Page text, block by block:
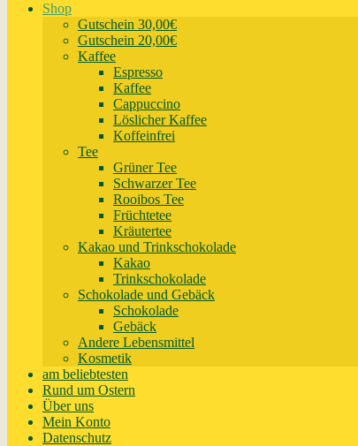
Shop
Gutschein 30,00€
Gutschein 20,00€
Kaffee
Espresso
Kaffee
Cappuccino
Löslicher Kaffee
Koffeinfrei
Tee
Grüner Tee
Schwarzer Tee
Rooibos Tee
Früchtetee
Kräutertee
Kakao und Trinkschokolade
Kakao
Trinkschokolade
Schokolade und Gebäck
Schokolade
Gebäck
Andere Lebensmittel
Kosmetik
am beliebtesten
Rund um Ostern
Über uns
Mein Konto
Datenschutz